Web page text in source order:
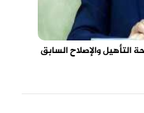
والإصلاح السابق